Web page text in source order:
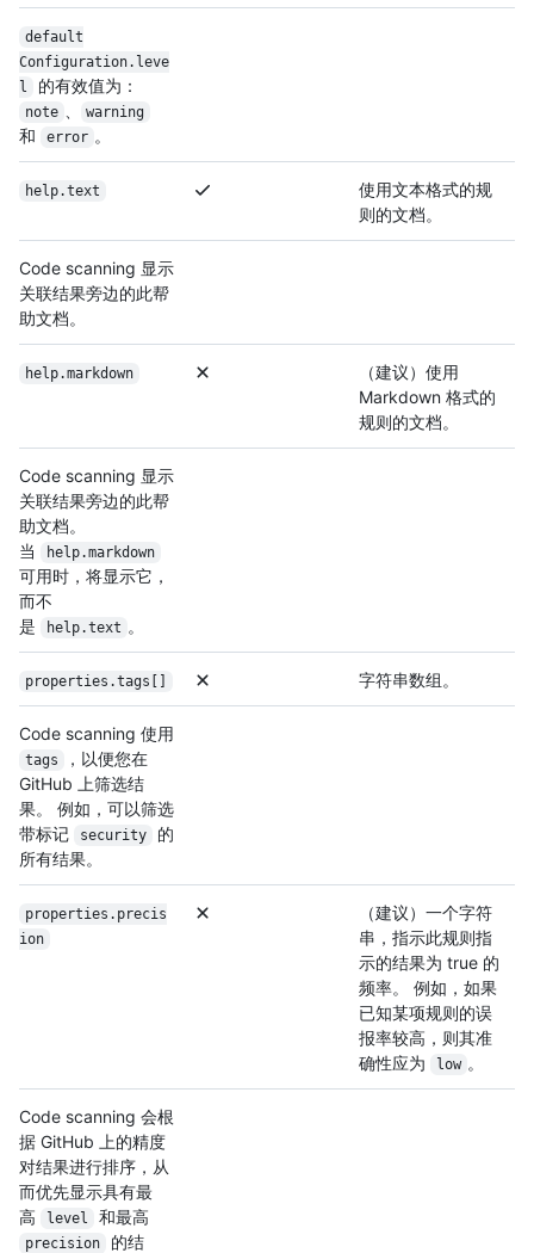
default
Configuration.leve
l
的有效值为：
note warning
和 error 。
help.text
使用文本格式的规
则的文档。
Code scanning 显示
关联结果旁边的此帮
助文档。
help.markdown
（建议）使用
Markdown 格式的
规则的文档。
Code scanning 显示
关联结果旁边的此帮
助文档。
当
help.markdown
可用时，将显示它，
而不
是
help.text 。
properties.tags[] 字符串数组。
Code scanning 使用
tags
，以便您在
GitHub 上筛选结
果。 例如，可以筛选
带标记
security
的
所有结果。
properties.precis
ion
（建议）一个字符
串，指示此规则指
示的结果为 true 的
频率。 例如，如果
已知某项规则的误
报率较高，则其准
确性应为
low 。
Code scanning 会根
据 GitHub 上的精度
对结果进行排序，从
而优先显示具有最
高
level 和最高
precision 的结